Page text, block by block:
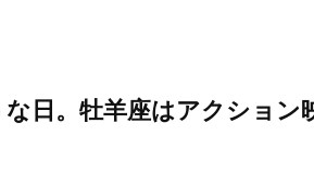
日。牡羊座はアクション